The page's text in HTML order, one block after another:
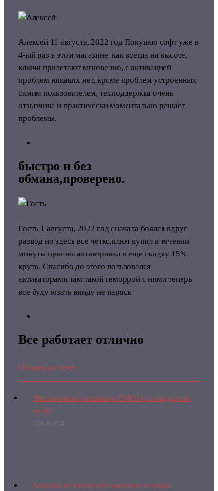
Алексей 11 августа, 2022 год Покупаю софт уже в
4-ый раз в этом магазине, как всегда на высоте,
ключи прилетают мгновенно, с активацией
проблем никаких нет, кроме проблем устроенных
самим пользователем, техподдержка очень
отзывчива и практически моментально решает
проблемы.
быстро и без
обмана,проверено.
Гость 1 августа, 2022 год сначала боялся вдруг
развод но здесь все четко,ключ купил в течении
минуты пришел активтровал и еще скидку 15%
круто. Спасибо до этого пользовался
активаторами там такой геморрой с ними теперь
все буду юзать винду не парясь
Все работает отлично
Отзывы по теме
Негативные отзывы о PMGO: правда или
миф?
06.09.2024
hotdetal.ru интернет-магазин отзывы